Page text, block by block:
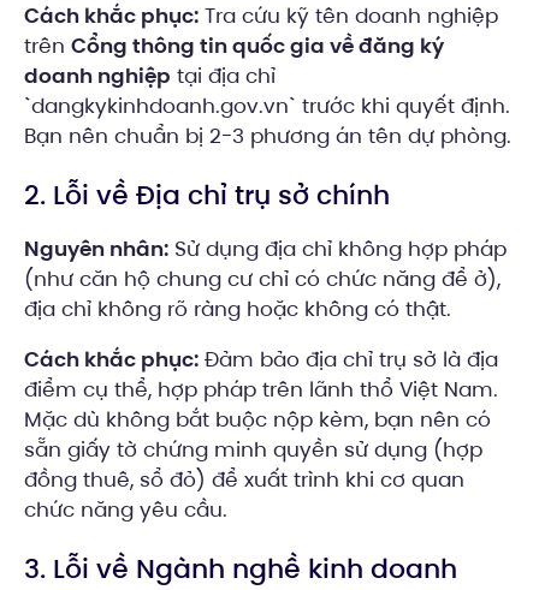
Cách khắc phục: Tra cứu kỹ tên doanh nghiệp
trên Cổng thông tin quốc gia về đăng ký
doanh nghiệp tại địa chỉ
`dangkykinhdoanh.gov.vn` trước khi quyết định.
Bạn nên chuẩn bị 2-3 phương án tên dự phòng.
2. Lỗi về Địa chỉ trụ sở chính
Nguyên nhân: Sử dụng địa chỉ không hợp pháp
(như căn hộ chung cư chỉ có chức năng để ở),
địa chỉ không rõ ràng hoặc không có thật.
Cách khắc phục: Đảm bảo địa chỉ trụ sở là địa
điểm cụ thể, hợp pháp trên lãnh thổ Việt Nam.
Mặc dù không bắt buộc nộp kèm, bạn nên có
sẵn giấy tờ chứng minh quyền sử dụng (hợp
đồng thuê, sổ đỏ) để xuất trình khi cơ quan
chức năng yêu cầu.
3. Lỗi về Ngành nghề kinh doanh